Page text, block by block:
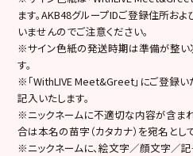
ます。AKB48グループIDご登録住所お
いませんのでご注意ください。
※サイン色紙の発送時期は準備が整い
す。
※「WithLIVE Meet&Greet」にご登録い
記入いたします。
※ニックネームに不適切な内容が含ま
合は本名の苗字（カタカナ）を宛名とし
※ニックネームに、絵文字／顔文字／記